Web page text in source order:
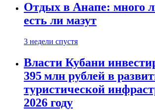
Отдых в Анапе: много
есть ли мазут
3 недели спустя
Власти Кубани
395 млн рублей в
туристической
2026 году